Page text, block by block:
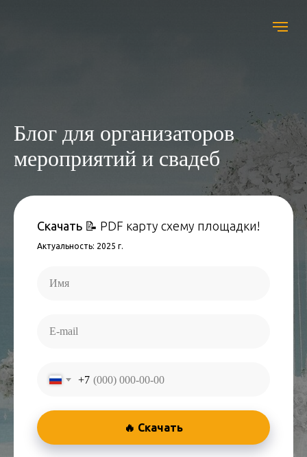
Блог для организаторов
мероприятий и свадеб
Скачать 📝 PDF карту схему площадки!
Актуальность: 2025 г.
+7
🔥 Скачать